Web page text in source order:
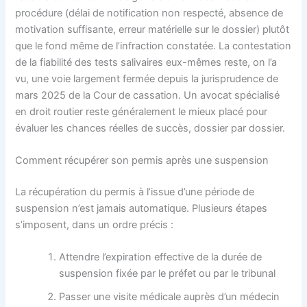
procédure (délai de notification non respecté, absence de
motivation suffisante, erreur matérielle sur le dossier) plutôt
que le fond même de l’infraction constatée. La contestation
de la fiabilité des tests salivaires eux-mêmes reste, on l’a
vu, une voie largement fermée depuis la jurisprudence de
mars 2025 de la Cour de cassation. Un avocat spécialisé
en droit routier reste généralement le mieux placé pour
évaluer les chances réelles de succès, dossier par dossier.
Comment récupérer son permis après une suspension
La récupération du permis à l’issue d’une période de
suspension n’est jamais automatique. Plusieurs étapes
s’imposent, dans un ordre précis :
Attendre l’expiration effective de la durée de
suspension fixée par le préfet ou par le tribunal
Passer une visite médicale auprès d’un médecin